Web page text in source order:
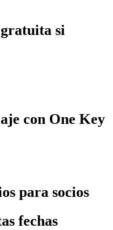
si
con One Key
para socios
fechas